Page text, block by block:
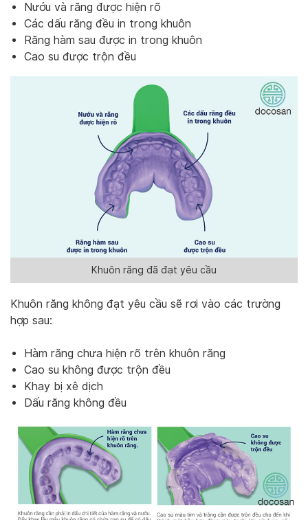
Nướu và răng được hiện rõ
Các dấu răng đều in trong khuôn
Răng hàm sau được in trong khuôn
Cao su được trộn đều
Khuôn răng đã đạt yêu cầu
Khuôn răng không đạt yêu cầu sẽ rơi vào các trường
hợp sau:
Hàm răng chưa hiện rõ trên khuôn răng
Cao su không được trộn đều
Khay bị xê dịch
Dấu răng không đều